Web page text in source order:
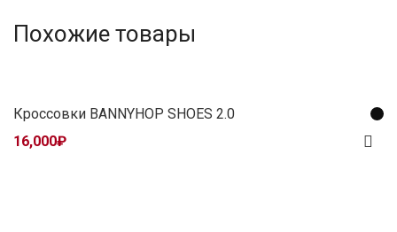
Похожие товары
Кроссовки BANNYHOP SHOES 2.0
16,000₽